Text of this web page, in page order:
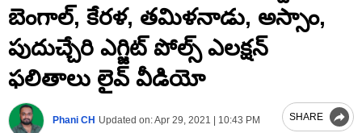
బెంగాల్, కేరళ, తమిళనాడు, అస్సాం,
పుదుచ్చేరి ఎగ్జిట్ పోల్స్ ఎలక్షన్
ఫలితాలు లైవ్ వీడియో
Phani CH Updated on:Apr 29, 2021 | 10:43 PM SHARE